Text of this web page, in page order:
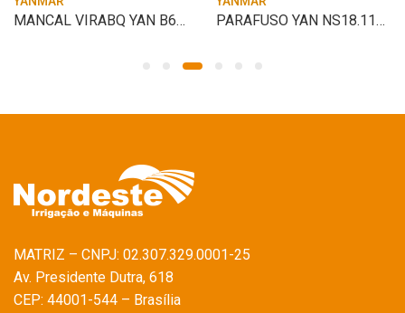
MANCAL VIRABQ YAN B62480303 PONTA NR 02 PARAFUSO YAN NS18.11230 AJUSTADOR M10X35
MATRIZ – CNPJ: 02.307.329.0001-25
Av. Presidente Dutra, 618
CEP: 44001-544 – Brasília